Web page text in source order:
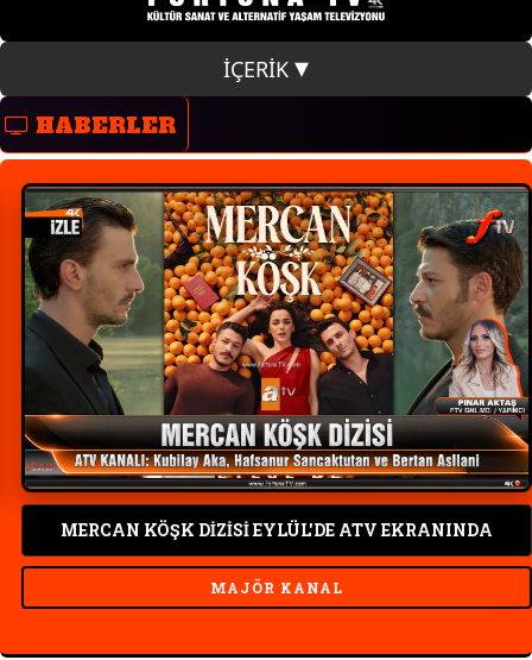
İÇERİK
HABERLER
MERCAN KÖŞK DİZİSİ EYLÜL'DE ATV EKRANINDA
MAJÖR KANAL